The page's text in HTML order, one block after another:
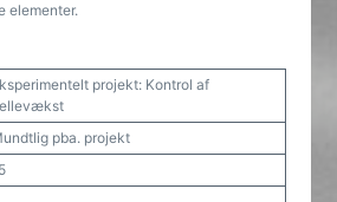
elementer.
projekt: Kontrol af
pba. projekt